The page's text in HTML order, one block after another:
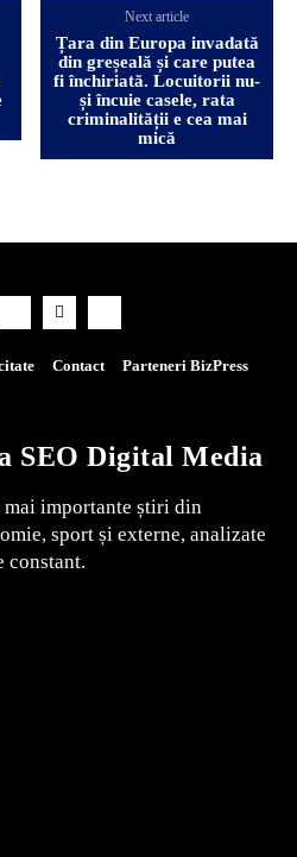
Next article
Țara din Europa invadată
din greșeală și care putea
fi închiriată. Locuitorii nu-
și încuie casele, rata
criminalității e cea mai
mică
Contact Parteneri BizPress
SEO Digital Media
importante știri din
sport și externe, analizate
constant.